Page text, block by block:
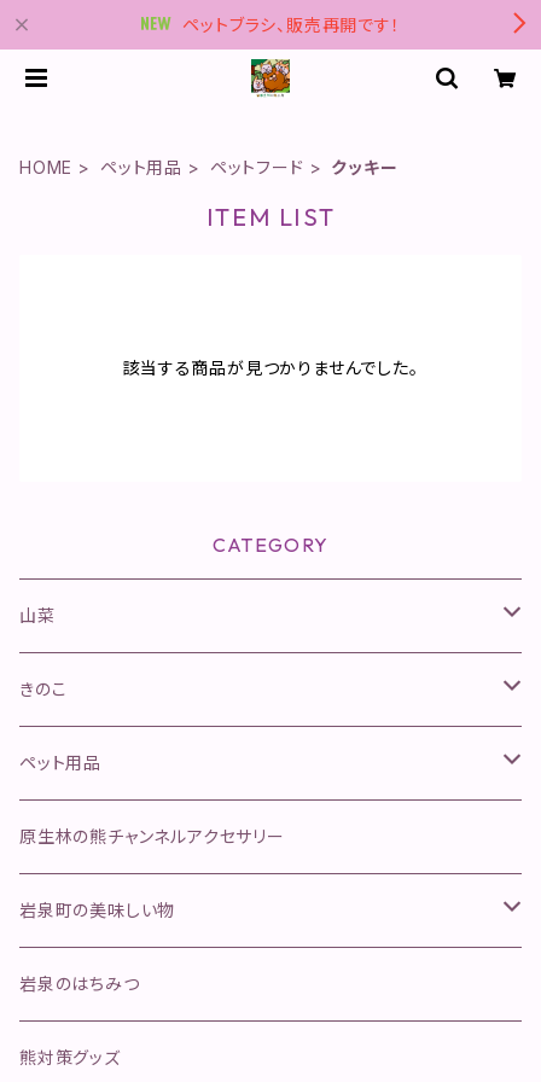
ペットブラシ、販売再開です！
HOME ペット用品 ペットフード クッキー
ITEM LIST
該当する商品が見つかりませんでした。
CATEGORY
山菜
山菜きのこセット
ネマガリタケセット
ふきのとう
行者にんにく
きのこ
松茸
舞茸
そのほかのきのこ
ペット用品
金櫛
ペットフード
ジャーキー
ボイル
手作り本革安全首環
マグロ寄り返しリード
原生林の熊チャンネルアクセサリー
岩泉町の美味しい物
天然岩魚
岩泉ヨーグルト
岩泉のはちみつ
熊対策グッズ